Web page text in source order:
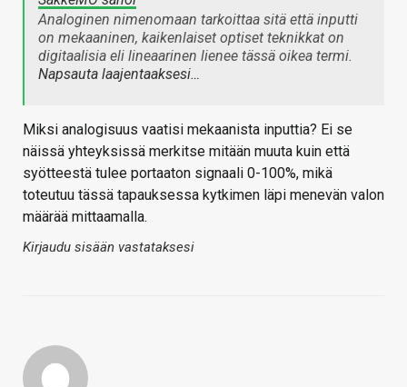
Analoginen nimenomaan tarkoittaa sitä että inputti
on mekaaninen, kaikenlaiset optiset teknikkat on
digitaalisia eli lineaarinen lienee tässä oikea termi.
Napsauta laajentaaksesi…
Miksi analogisuus vaatisi mekaanista inputtia? Ei se
näissä yhteyksissä merkitse mitään muuta kuin että
syötteestä tulee portaaton signaali 0-100%, mikä
toteutuu tässä tapauksessa kytkimen läpi menevän valon
määrää mittaamalla.
Kirjaudu sisään vastataksesi